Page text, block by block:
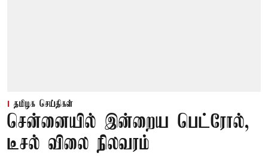
தமிழக செய்திகள்
சென்னையில் இன்றைய பெட்ரோல்,
டீசல் விலை நிலவரம்